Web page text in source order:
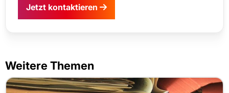
Jetzt kontaktieren
Weitere Themen